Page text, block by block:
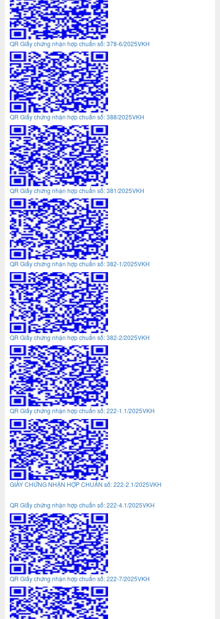
QR Giấy chứng nhận hợp chuẩn số: 378-6/2025VKH
QR Giấy chứng nhận hợp chuẩn số: 388/2025VKH
QR Giấy chứng nhận hợp chuẩn số: 381/2025VKH
QR Giấy chứng nhận hợp chuẩn số: 382-1/2025VKH
QR Giấy chứng nhận hợp chuẩn số: 382-2/2025VKH
QR Giấy chứng nhận hợp chuẩn số: 222-1.1/2025VKH
GIẤY CHỨNG NHẬN HỢP CHUẨN số: 222-2.1/2025VKH
QR Giấy chứng nhận hợp chuẩn số: 222-4.1/2025VKH
QR Giấy chứng nhận hợp chuẩn số: 222-7/2025VKH